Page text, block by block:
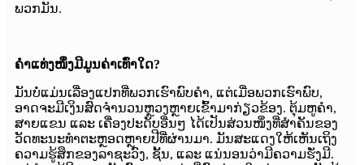
ພວກມັນ.
ຄຳແທ່ງໜຶ່ງມີມູນຄ່າເທົ່າໃດ?
ມັນບໍ່ແມ່ນເລື່ອງແປກທີ່ພວກເຮົາພົບຄຳ, ແຕ່ເມື່ອພວກເຮົາພົບ,
ອາດຈະມີເງິນສົດຈຳນວນຫຼວງຫຼາຍເຂົ້າມາກ່ຽວຂ້ອງ. ຕຸ້ມຫູຄຳ,
ສາຍແຂນ ແລະ ເຄື່ອງປະດັບອື່ນໆ ໄດ້ເປັນສ່ວນໜຶ່ງທີ່ສຳຄັນຂອງ
ວັດທະນະທຳຕະຫຼອດຫຼາຍປີທີ່ຜ່ານມາ. ມັນສະແດງໃຫ້ເຫັນເຖິງ
ຄວາມຮູ້ສຶກຂອງລາຊະວົງ, ຊັ້ນ, ແລະ ແນ່ນອນວ່າມີຄວາມຮັ່ງມີ.